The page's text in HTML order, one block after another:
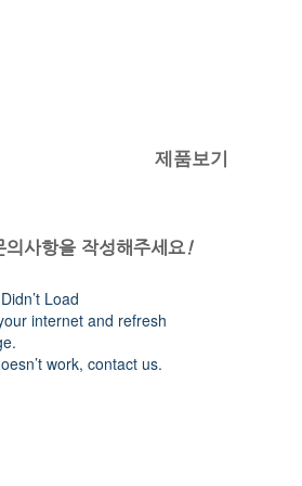
사항을 작성해주세요!
Load
internet and refresh
work, contact us.
제품보기